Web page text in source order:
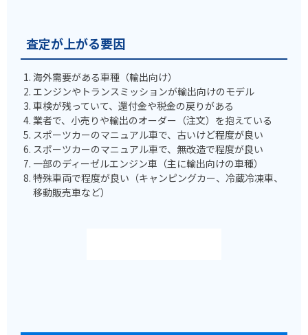
査定が上がる要因
海外需要がある車種（輸出向け）
エンジンやトランスミッションが輸出向けのモデル
車検が残っていて、還付金や税金の戻りがある
業者で、小売りや輸出のオーダー（注文）を抱えている
スポーツカーのマニュアル車で、古いけど程度が良い
スポーツカーのマニュアル車で、無改造で程度が良い
一部のディーゼルエンジン車（主に輸出向けの車種）
特殊車両で程度が良い（キャンピングカー、冷蔵冷凍車、
移動販売車など）